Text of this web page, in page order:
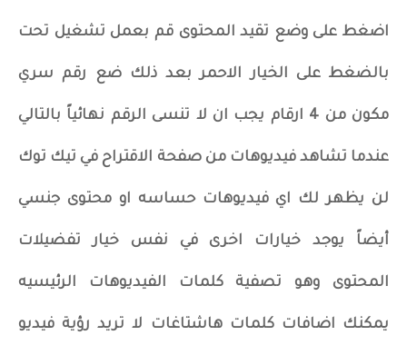
اضغط على وضع تقيد المحتوى قم بعمل تشغيل تحت
بالضغط على الخيار الاحمر بعد ذلك ضع رقم سري
مكون من 4 ارقام يجب ان لا تنسى الرقم نهائياً بالتالي
عندما تشاهد فيديوهات من صفحة الاقتراح في تيك توك
لن يظهر لك اي فيديوهات حساسه او محتوى جنسي
أيضاً يوجد خيارات اخرى في نفس خيار تفضيلات
المحتوى وهو تصفية كلمات الفيديوهات الرئيسيه
يمكنك اضافات كلمات هاشتاغات لا تريد رؤية فيديو